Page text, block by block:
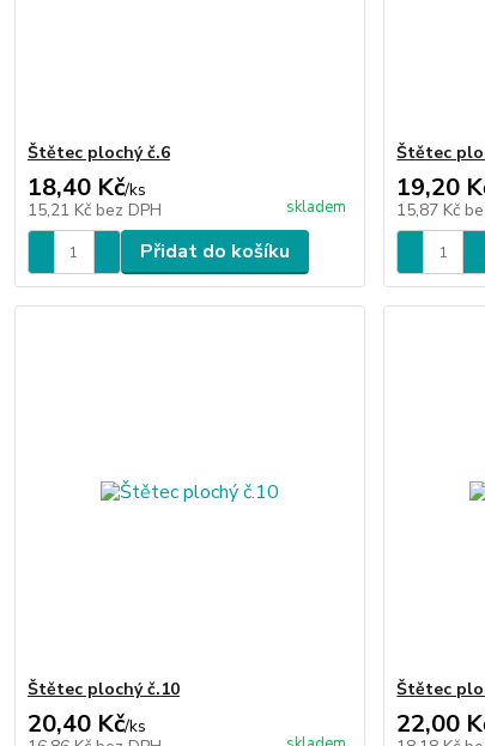
Štětec plochý č.6
18,40 Kč/ks
15,21 Kč bez DPH skladem
Přidat do košíku
Štětec
19,20
15,87 Kč
Štětec plochý č.10
20,40 Kč/ks
Štětec
22,00